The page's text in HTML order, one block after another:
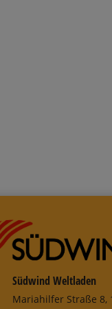
Südwind Weltladen
Mariahilfer Straße 8,